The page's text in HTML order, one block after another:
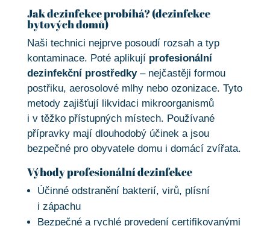
Jak dezinfekce probíhá? (dezinfekce
bytových domů)
Naši technici nejprve posoudí rozsah a typ
kontaminace. Poté aplikují profesionální
dezinfekční prostředky– nejčastěji formou
postřiku, aerosolové mlhy nebo ozonizace. Tyto
metody zajišťují likvidaci mikroorganismů
i v těžko přístupných místech. Používané
přípravky mají dlouhodobý účinek a jsou
bezpečné pro obyvatele domu i domácí zvířata.
Výhody profesionální dezinfekce
Účinné odstranění bakterií, virů, plísní
i zápachu
Bezpečné a rychlé provedení certifikovanými